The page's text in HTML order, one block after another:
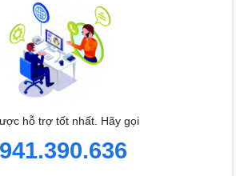
hỗ trợ tốt nhất. Hãy gọi